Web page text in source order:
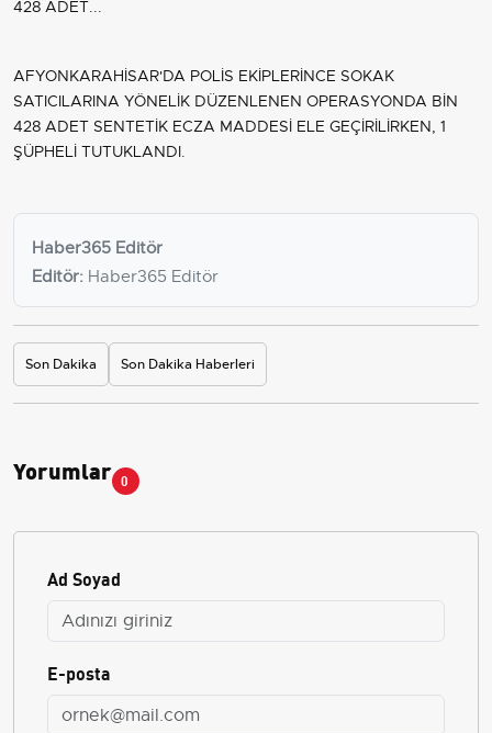
AFYONKARAHİSAR'DA POLİS EKİPLERİNCE SOKAK
SATICILARINA YÖNELİK DÜZENLENEN OPERASYONDA BİN
428 ADET SENTETİK ECZA MADDESİ ELE GEÇİRİLİRKEN, 1
ŞÜPHELİ TUTUKLANDI.
Haber365 Editör
Editör: Haber365 Editör
Son Dakika Son Dakika Haberleri
Yorumlar 0
Ad Soyad
E-posta